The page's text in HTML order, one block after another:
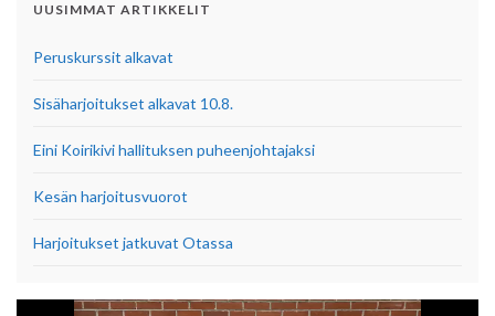
UUSIMMAT ARTIKKELIT
Peruskurssit alkavat
Sisäharjoitukset alkavat 10.8.
Eini Koirikivi hallituksen puheenjohtajaksi
Kesän harjoitusvuorot
Harjoitukset jatkuvat Otassa